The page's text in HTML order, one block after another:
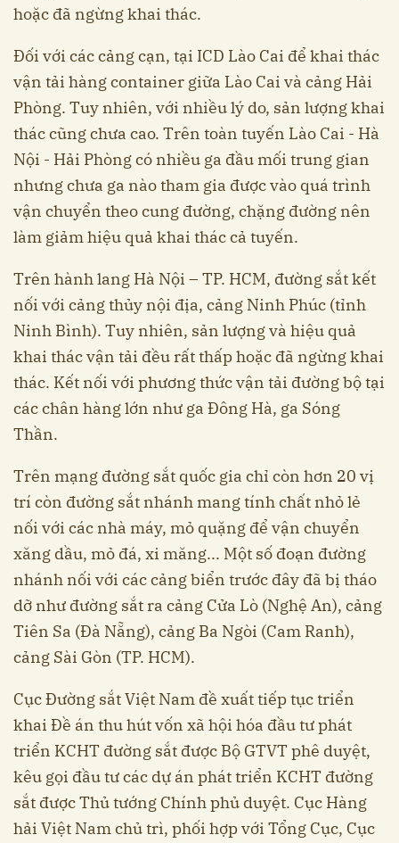
hoặc đã ngừng khai thác.
Đối với các cảng cạn, tại ICD Lào Cai để khai thác
vận tải hàng container giữa Lào Cai và cảng Hải
Phòng. Tuy nhiên, với nhiều lý do, sản lượng khai
thác cũng chưa cao. Trên toàn tuyến Lào Cai - Hà
Nội - Hải Phòng có nhiều ga đầu mối trung gian
nhưng chưa ga nào tham gia được vào quá trình
vận chuyển theo cung đường, chặng đường nên
làm giảm hiệu quả khai thác cả tuyến.
Trên hành lang Hà Nội – TP. HCM, đường sắt kết
nối với cảng thủy nội địa, cảng Ninh Phúc (tỉnh
Ninh Bình). Tuy nhiên, sản lượng và hiệu quả
khai thác vận tải đều rất thấp hoặc đã ngừng khai
thác. Kết nối với phương thức vận tải đường bộ tại
các chân hàng lớn như ga Đông Hà, ga Sóng
Thần.
Trên mạng đường sắt quốc gia chỉ còn hơn 20 vị
trí còn đường sắt nhánh mang tính chất nhỏ lẻ
nối với các nhà máy, mỏ quặng để vận chuyển
xăng dầu, mỏ đá, xi măng... Một số đoạn đường
nhánh nối với các cảng biển trước đây đã bị tháo
dỡ như đường sắt ra cảng Cửa Lò (Nghệ An), cảng
Tiên Sa (Đà Nẵng), cảng Ba Ngòi (Cam Ranh),
cảng Sài Gòn (TP. HCM).
Cục Đường sắt Việt Nam đề xuất tiếp tục triển
khai Đề án thu hút vốn xã hội hóa đầu tư phát
triển KCHT đường sắt được Bộ GTVT phê duyệt,
kêu gọi đầu tư các dự án phát triển KCHT đường
sắt được Thủ tướng Chính phủ duyệt. Cục Hàng
hải Việt Nam chủ trì, phối hợp với Tổng Cục, Cục